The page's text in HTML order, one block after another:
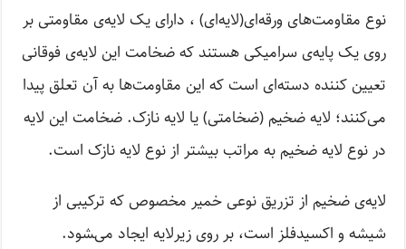
نوع مقاومت‌های ورقه‌ای(لایه‌ای) ، دارای یک لایه‌ی مقاومتی بر
روی یک پایه‌ی سرامیکی هستند که ضخامت این لایه‌ی فوقانی
تعیین کننده دسته‌ای است که این مقاومت‌ها به آن تعلق پیدا
می‌کنند؛ لایه ضخیم (ضخامتی) یا لایه نازک. ضخامت این لایه
در نوع لایه ضخیم به مراتب بیشتر از نوع لایه نازک است.
لایه‌ی‌ ضخیم از تزریق نوعی خمیر مخصوص که ترکیبی از
شیشه و اکسیدفلز است، بر روی زیرلایه ایجاد می‌‍شود.